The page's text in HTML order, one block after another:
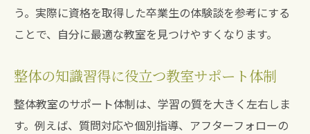
う。実際に資格を取得した卒業生の体験談を参考にする
ことで、自分に最適な教室を見つけやすくなります。
整体の知識習得に役立つ教室サポート体制
整体教室のサポート体制は、学習の質を大きく左右しま
す。例えば、質問対応や個別指導、アフターフォローの